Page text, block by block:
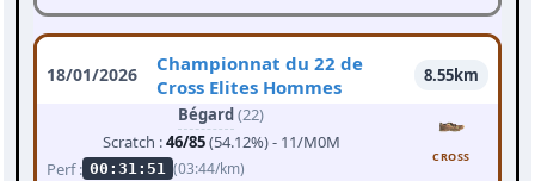
18/01/2026
Championnat du 22 de
Cross Elites Hommes
8.55km
Bégard(22)
Scratch :46/85(54.12%) - 11/M0M
Perf : 00:31:51 (03:44/km)
CROSS